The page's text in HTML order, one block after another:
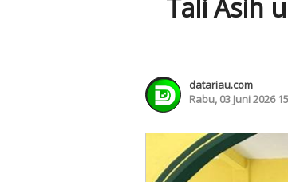
Tali Asih
datariau.com
Rabu, 03 Juni 2026